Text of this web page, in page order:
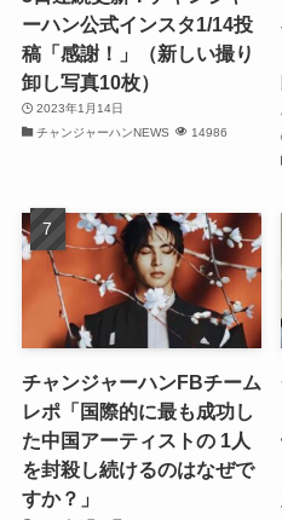
(32)
(31)
(32)
(30)
ーハン公式インスタ1/14投
稿「感謝！」（新しい撮り
卸し写真10枚）
2023年1月14日
チャンジャーハンNEWS
14986
チャンジャーハンFBチーム
レポ「国際的に最も成功し
た中国アーティストの 1人
を封殺し続けるのはなぜで
すか？」